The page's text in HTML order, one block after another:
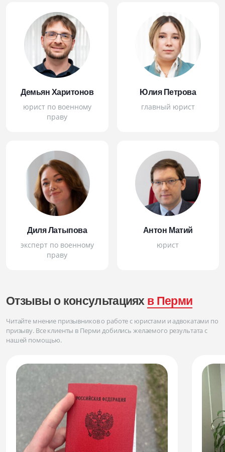
Демьян Харитонов
юрист по военному
праву
Юлия Петрова
главный юрист
Диля Латыпова
эксперт по военному
праву
Антон Матий
юрист
Отзывы о консультациях в Перми
Читайте мнение призывников о работе с юристами и адвокатами по
призыву. Все клиенты в Перми добились желаемого результата с
нашей помощью.